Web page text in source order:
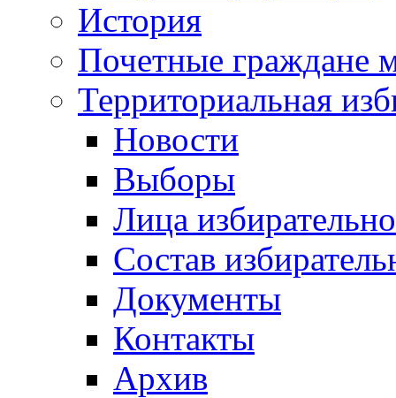
История
Почетные граждане
Территориальная
Новости
Выборы
Лица
Состав
Документы
Контакты
Архив